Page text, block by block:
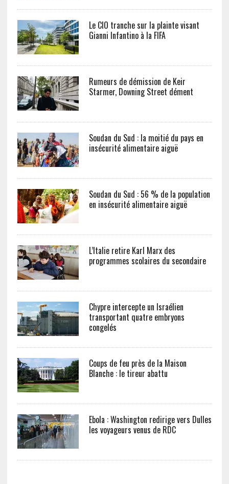
Le CIO tranche sur la plainte visant
Gianni Infantino à la FIFA
Rumeurs de démission de Keir
Starmer, Downing Street dément
Soudan du Sud : la moitié du pays en
insécurité alimentaire aiguë
Soudan du Sud : 56 % de la population
en insécurité alimentaire aiguë
L’Italie retire Karl Marx des
programmes scolaires du secondaire
Chypre intercepte un Israélien
transportant quatre embryons
congelés
Coups de feu près de la Maison
Blanche : le tireur abattu
Ebola : Washington redirige vers Dulles
les voyageurs venus de RDC